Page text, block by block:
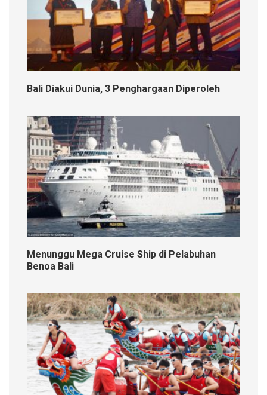
Bali Diakui Dunia, 3 Penghargaan Diperoleh
Menunggu Mega Cruise Ship di Pelabuhan
Benoa Bali